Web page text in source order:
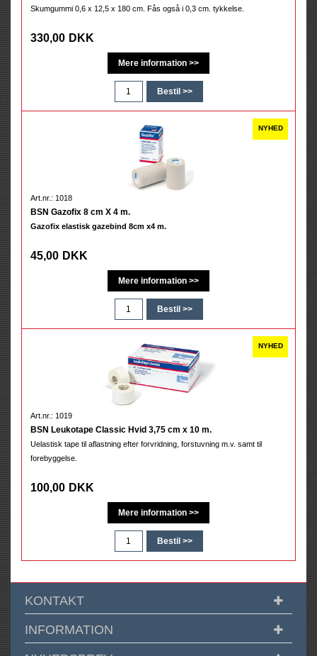
Skumgummi 0,6 x 12,5 x 180 cm. Fås også i 0,3 cm. tykkelse.
330,00 DKK
Art.nr.: 1018
BSN Gazofix 8 cm X 4 m.
Gazofix elastisk gazebind 8cm x4 m.
45,00 DKK
Art.nr.: 1019
BSN Leukotape Classic Hvid 3,75 cm x 10 m.
Uelastisk tape til aflastning efter forvridning, forstuvning m.v. samt til
forebyggelse.
100,00 DKK
KONTAKT
INFORMATION